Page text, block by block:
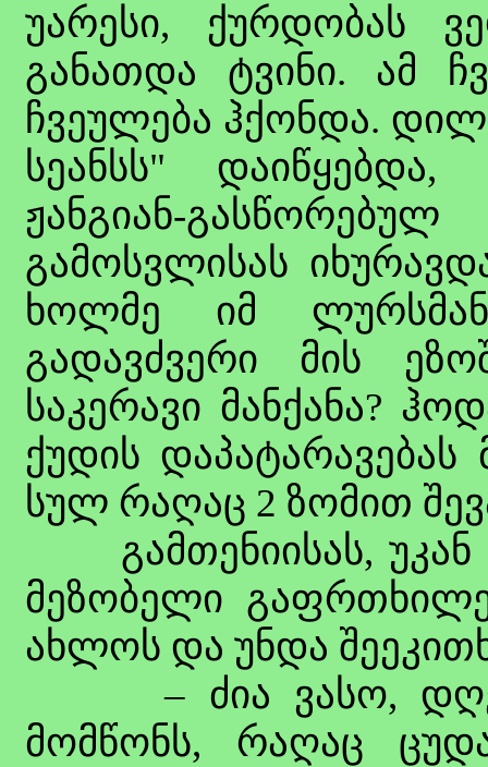
უარესი, ქურდობას
განათდა ტვინი. ამ
ჩვეულება ჰქონდა.
სეანსს"
ჟანგიან-
გამოსვლისას
ხოლმე იმ
გადავძვერი მის
საკერავი მანქანა?
ქუდის
სულ რაღაც 2 ზომით
გამთენიისას, უკან
მეზობელი
ახლოს და უნდა
– ძია ვასო, დღეს
მომწონს, რაღაც